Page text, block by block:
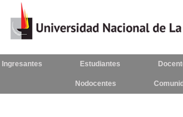
La
Ingresantes Estudiantes
Nodocentes